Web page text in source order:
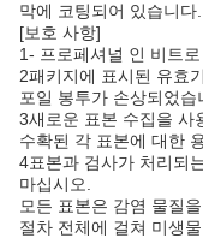
막에 코팅되어 있습니다.
[보호 사항]
1- 프로페셔널 인 비트
2패키지에 표시된 유효
포일 봉투가 손상되었습
3새로운 표본 수집을 사
수확된 각 표본에 대한
4표본과 검사가 처리되
마십시오.
모든 표본은 감염 물질
절차 전체에 걸쳐 미생